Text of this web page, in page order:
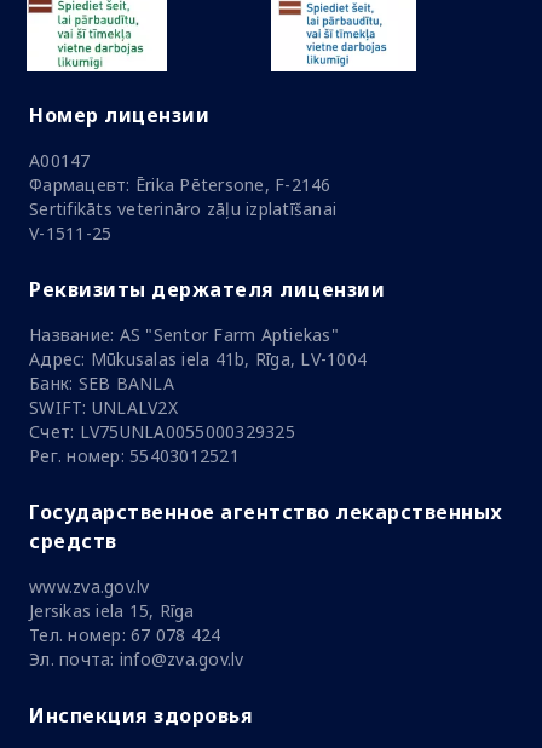
Номер лицензии
A00147
Фармацевт: Ērika Pētersone, F-2146
Sertifikāts veterināro zāļu izplatīšanai
V-1511-25
Реквизиты держателя лицензии
Название: AS "Sentor Farm Aptiekas"
Адрес: Mūkusalas iela 41b, Rīga, LV-1004
Банк: SEB BANLA
SWIFT: UNLALV2X
Счет: LV75UNLA0055000329325
Рег. номер: 55403012521
Государственное агентство лекарственных
средств
www.zva.gov.lv
Jersikas iela 15, Rīga
Тел. номер: 67 078 424
Эл. почта: info@zva.gov.lv
Инспекция здоровья